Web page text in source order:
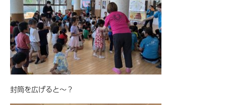
封筒を広げると〜？